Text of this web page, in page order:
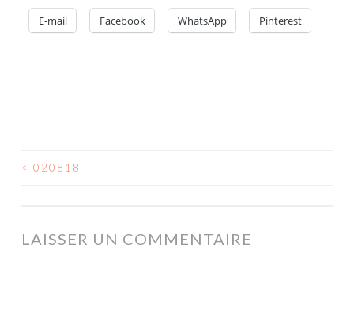
E-mail Facebook WhatsApp Pinterest
NAVIGATION
ARTICLES
< 020818
LAISSER UN COMMENTAIRE